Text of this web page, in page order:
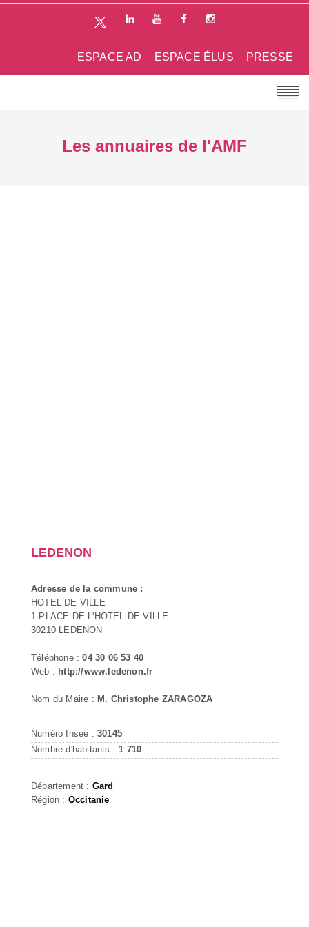
PRESSE
ESPACE ÉLUS
ESPACE AD
Les annuaires de l'AMF
LEDENON
Adresse de la commune :
HOTEL DE VILLE
1 PLACE DE L'HOTEL DE VILLE
30210 LEDENON
Téléphone :04 30 06 53 40
Web : http://www.ledenon.fr
Nom du Maire : M. Christophe ZARAGOZA
Numéro Insee : 30145
Nombre d'habitants : 1 710
Département : Gard
Région : Occitanie